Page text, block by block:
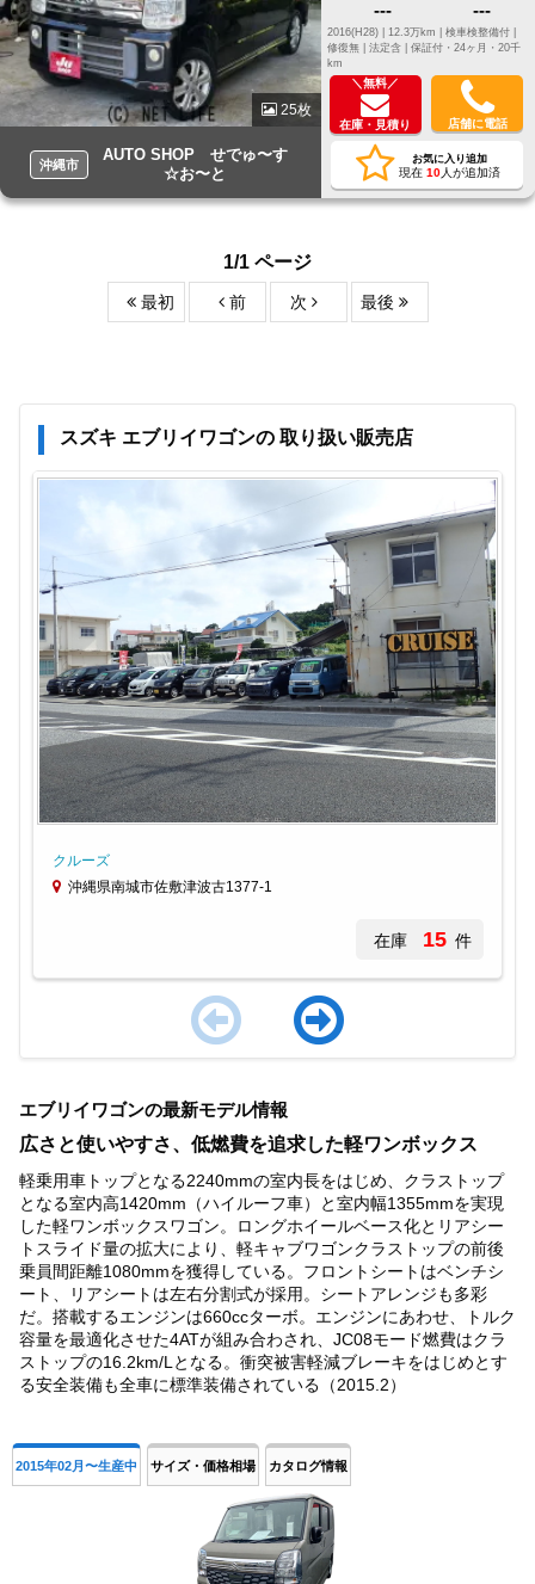
25枚
沖縄市
AUTO SHOP せでゅ〜す
☆お〜と
--- ---
2016(H28) | 12.3万km |
検車検整備付 |
修復無 | 法定含 | 保証付・24ヶ月・20千
km
＼無料／
在庫・見積り 店舗に電話
お気に入り追加
現在 10人が追加済
1/1 ページ
最初 前 次 最後
スズキ エブリイワゴンの 取り扱い販売店
クルーズ
沖縄県南城市佐敷津波古1377-1
在庫 15 件
of
エブリイワゴンの最新モデル情報
広さと使いやすさ、低燃費を追求した軽ワンボックス
軽乗用車トップとなる2240mmの室内長をはじめ、クラストップ
となる室内高1420mm（ハイルーフ車）と室内幅1355mmを実現
した軽ワンボックスワゴン。ロングホイールベース化とリアシー
トスライド量の拡大により、軽キャブワゴンクラストップの前後
乗員間距離1080mmを獲得している。フロントシートはベンチシ
ート、リアシートは左右分割式が採用。シートアレンジも多彩
だ。搭載するエンジンは660ccターボ。エンジンにあわせ、トルク
容量を最適化させた4ATが組み合わされ、JC08モード燃費はクラ
ストップの16.2km/Lとなる。衝突被害軽減ブレーキをはじめとす
る安全装備も全車に標準装備されている（2015.2）
2015年02月〜生産中 サイズ・価格相場 カタログ情報